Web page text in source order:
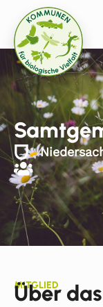
MITGLIED
Über